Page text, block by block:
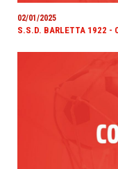
02/01/2025
S.S.D. BARLETTA 1922 -